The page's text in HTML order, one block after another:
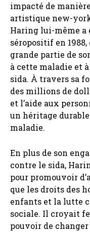
impacté de
artistique new-
Haring lui-même a
séropositif en
grande partie de
à cette maladie et
sida. À travers sa
des millions de
et l’aide aux
un héritage
maladie.
En plus de son
contre le sida,
pour promouvoir
que les droits des
enfants et la lutte
sociale. Il croyait
pouvoir de